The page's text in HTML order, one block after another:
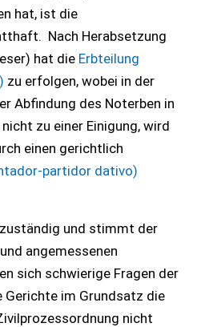
hat, ist die
Nach Herabsetzung
hat die Erbteilung
zu erfolgen, wobei in der
Abfindung des Noterben in
zu einer Einigung, wird
einen gerichtlich
partidor dativo)
und stimmt der
angemessenen
sich schwierige Fragen der
Gerichte im Grundsatz die
nicht